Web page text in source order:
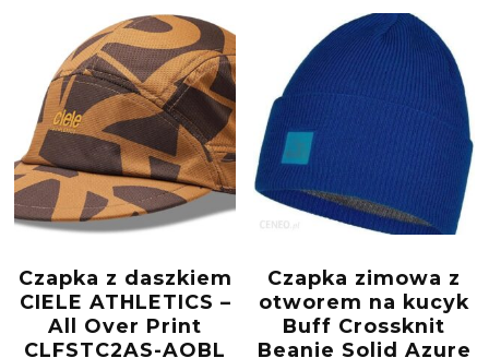
Czapka z daszkiem
CIELE ATHLETICS –
All Over Print
CLFSTC2AS-AOBL
Czapka zimowa z
otworem na kucyk
Buff Crossknit
Beanie Solid Azure